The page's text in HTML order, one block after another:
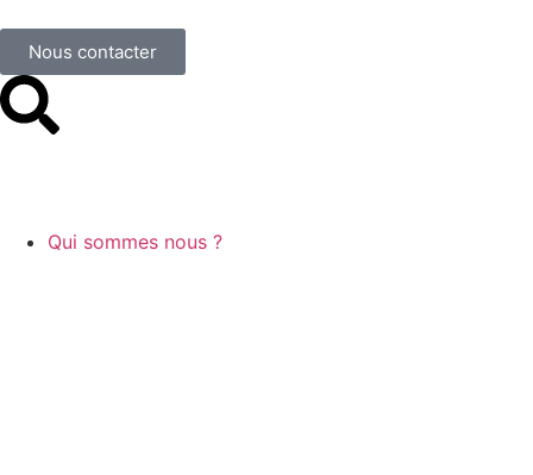
Nous contacter
Qui sommes nous ?